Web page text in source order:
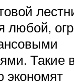
любой,
Такие
экономят